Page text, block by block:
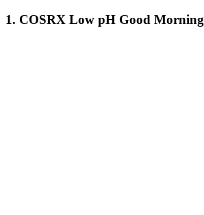
1. COSRX Low pH Good Morning